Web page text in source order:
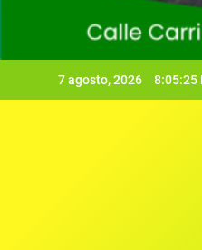
7 agosto, 2026 8:05:27